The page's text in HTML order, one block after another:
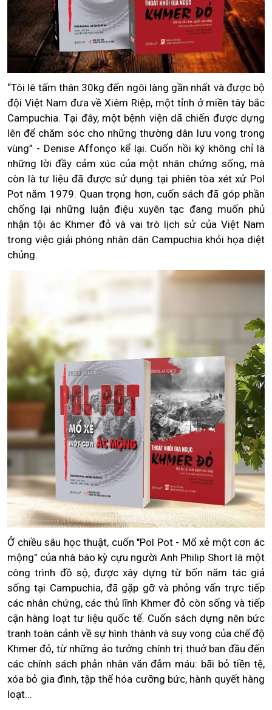
“Tôi lê tấm thân 30kg đến ngôi làng gần nhất và được bộ
đội Việt Nam đưa về Xiêm Riệp, một tỉnh ở miền tây bắc
Campuchia. Tại đây, một bệnh viện dã chiến được dựng
lên để chăm sóc cho những thường dân lưu vong trong
vùng” - Denise Affonço kể lại. Cuốn hồi ký không chỉ là
những lời đầy cảm xúc của một nhân chứng sống, mà
còn là tư liệu đã được sử dụng tại phiên tòa xét xử Pol
Pot năm 1979. Quan trọng hơn, cuốn sách đã góp phần
chống lại những luận điệu xuyên tạc đang muốn phủ
nhận tội ác Khmer đỏ và vai trò lịch sử của Việt Nam
trong việc giải phóng nhân dân Campuchia khỏi họa diệt
chủng.
Ở chiều sâu học thuật, cuốn "Pol Pot - Mổ xẻ một cơn ác
mộng" của nhà báo kỳ cựu người Anh Philip Short là một
công trình đồ sộ, được xây dựng từ bốn năm tác giả
sống tại Campuchia, đã gặp gỡ và phỏng vấn trực tiếp
các nhân chứng, các thủ lĩnh Khmer đỏ còn sống và tiếp
cận hàng loạt tư liệu quốc tế. Cuốn sách dựng nên bức
tranh toàn cảnh về sự hình thành và suy vong của chế độ
Khmer đỏ, từ những ảo tưởng chính trị thuở ban đầu đến
các chính sách phản nhân văn đẫm máu: bãi bỏ tiền tệ,
xóa bỏ gia đình, tập thể hóa cưỡng bức, hành quyết hàng
loạt...